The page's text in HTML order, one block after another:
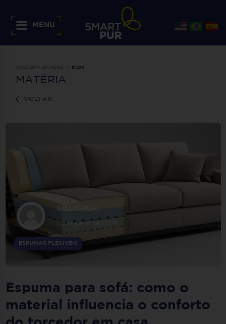
MENU
VOCÊ ESTÁ EM: HOME BLOG
MATÉRIA
VOLTAR
SMARTPUR
10 de junho de 2026
ESPUMAS FLEXÍVEIS
Espuma para sofá: como o
material influencia o conforto